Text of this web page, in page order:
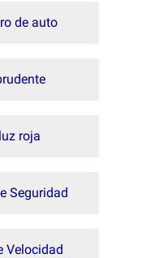
de auto
roja
Seguridad
Velocidad